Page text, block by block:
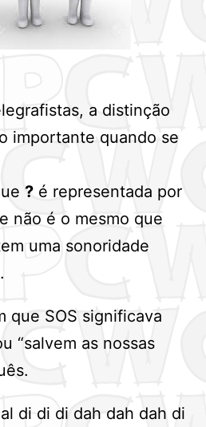
a distinção
importante quando se
? é representada por
não é o mesmo que
uma sonoridade
que SOS significava
“salvem as nossas
di di di dah dah dah di